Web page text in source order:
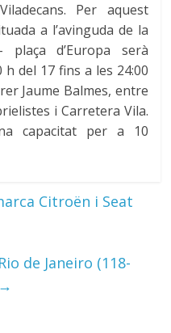
Per aquest
a l’avinguda de la
plaça d’Europa serà
h del 17 fins a les 24:00
Jaume Balmes, entre
i Carretera Vila.
capacitat per a 10
Citroën i Seat
de Janeiro (118-
→